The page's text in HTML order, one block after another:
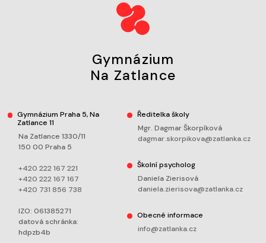
Gymnázium
Na Zatlance
Gymnázium Praha 5, Na
Zatlance 11
Na Zatlance 1330/11
150 00 Praha 5
+420 222 167 221
+420 222 167 167
+420 731 856 738
IZO: 061385271
datová schránka:
hdpzb4b
Ředitelka školy
Mgr. Dagmar Škorpíková
dagmar.skorpikova@zatlanka.cz
Školní psycholog
Daniela Zierisová
daniela.zierisova@zatlanka.cz
Obecné informace
info@zatlanka.cz